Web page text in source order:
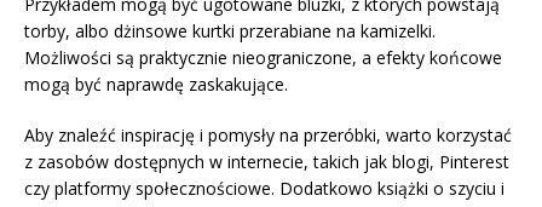
torby, albo dżinsowe kurtki przerabiane na kamizelki.
Możliwości są praktycznie nieograniczone, a efekty końcowe
mogą być naprawdę zaskakujące.
Aby znaleźć inspirację i pomysły na przeróbki, warto korzystać
z zasobów dostępnych w internecie, takich jak blogi, Pinterest
czy platformy społecznościowe. Dodatkowo książki o szyciu i